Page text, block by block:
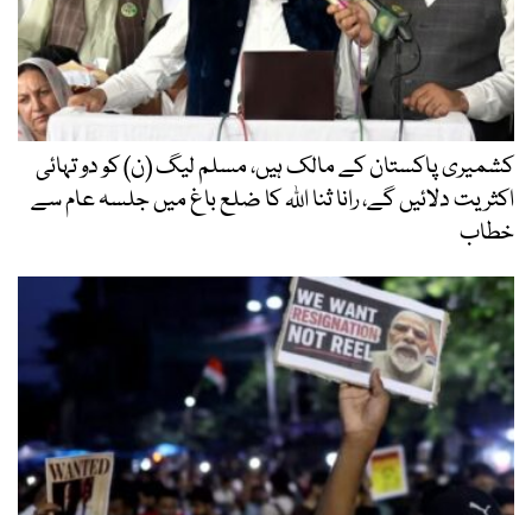
کشمیری پاکستان کے مالک ہیں، مسلم لیگ (ن) کو دو تہائی
اکثریت دلائیں گے، رانا ثنا اللہ کا ضلع باغ میں جلسہ عام سے
خطاب